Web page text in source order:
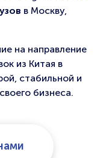
в Москву,
на направление
из Китая в
стабильной и
бизнеса.